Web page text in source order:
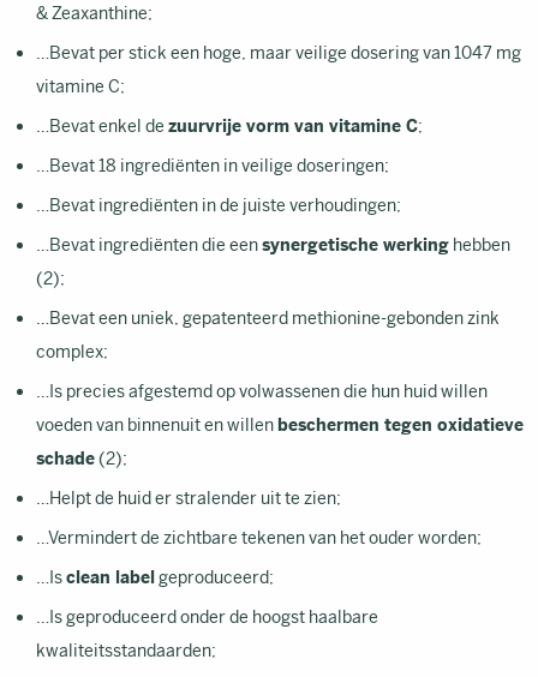
& Zeaxanthine;
…Bevat per stick een hoge, maar veilige dosering van 1047 mg
vitamine C;
…Bevat enkel de zuurvrije vorm van vitamine C;
…Bevat 18 ingrediënten in veilige doseringen;
…Bevat ingrediënten in de juiste verhoudingen;
…Bevat ingrediënten die eensynergetische werking hebben
(2);
…Bevat een uniek, gepatenteerd methionine-gebonden zink
complex;
…Is precies afgestemd op volwassenen die hun huid willen
voeden van binnenuit en willenbeschermen tegen oxidatieve
schade(2);
…Helpt de huid er stralender uit te zien;
…Vermindert de zichtbare tekenen van het ouder worden;
…Isclean labelgeproduceerd;
…Is geproduceerd onder de hoogst haalbare
kwaliteitsstandaarden;